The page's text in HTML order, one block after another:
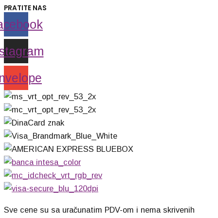
PRATITE NAS
Sve cene su sa uračunatim PDV-om i nema skrivenih